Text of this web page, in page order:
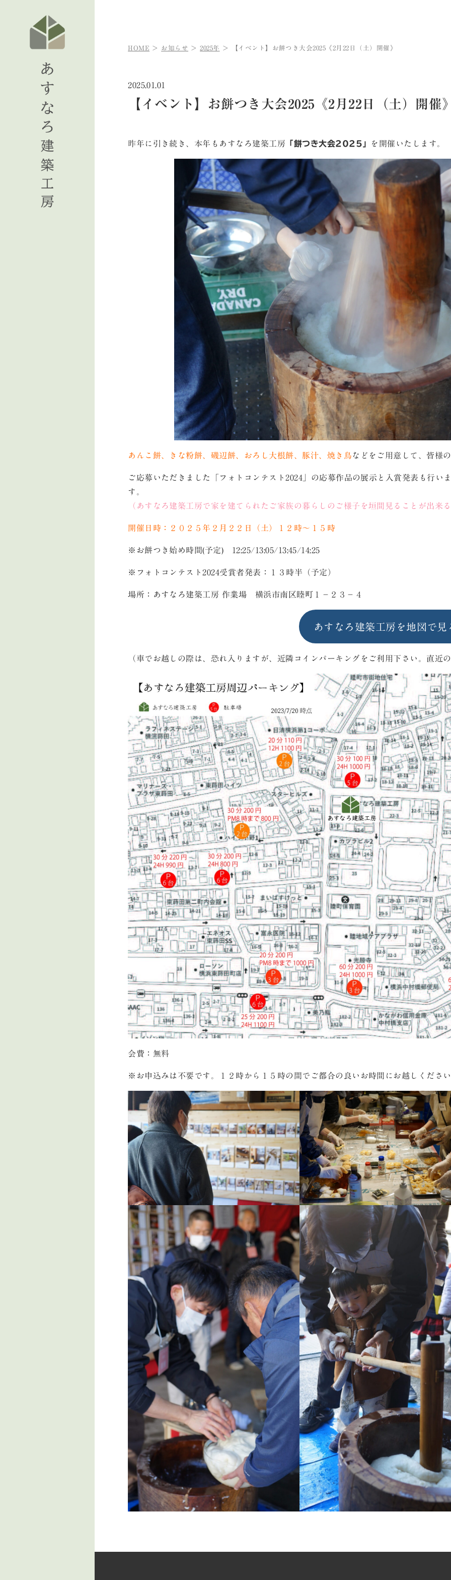
HOME お知らせ 2025年 【イベント】お餅つき大会2025《2月22日（土）開催》
2025.01.01
【イベント】お餅つき大会2025《2月22日（土）開催
昨年に引き続き、本年もあすなろ建築工房 「餅つき大会2025」 を開催いたします。
あんこ餅、きな粉餅、磯辺餅、おろし大根餅、豚汁、焼き鳥などをご用意して、皆様
ご応募いただきました「フォトコンテスト2024」の応募作品の展示と入賞発表も行い
す。
（あすなろ建築工房で家を建てられたご家族の暮らしのご様子を垣間見ることが出来
開催日時：２０２５年２月２２日（土）１２時～１５時
※お餅つき始め時間(予定) 12:25/13:05/13:45/14:25
※フォトコンテスト2024受賞者発表：１３時半（予定）
場所：あすなろ建築工房 作業場 横浜市南区睦町１－２３－４
あすなろ建築工房を地図で見
（車でお越しの際は、恐れ入りますが、近隣コインパーキングをご利用下さい。直近
会費：無料
※お申込みは不要です。１２時から１５時の間でご都合の良いお時間にお越しくださ